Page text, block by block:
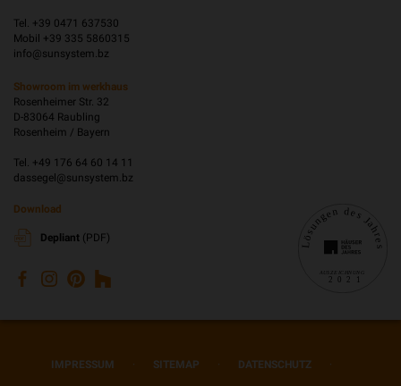
Tel. +39 0471 637530
Mobil +39 335 5860315
info@sunsystem.bz
Showroom im werkhaus
Rosenheimer Str. 32
D-83064 Raubling
Rosenheim / Bayern
Tel. +49 176 64 60 14 11
dassegel@sunsystem.bz
Download
Depliant (PDF)
IMPRESSUM · SITEMAP · DATENSCHUTZ ·